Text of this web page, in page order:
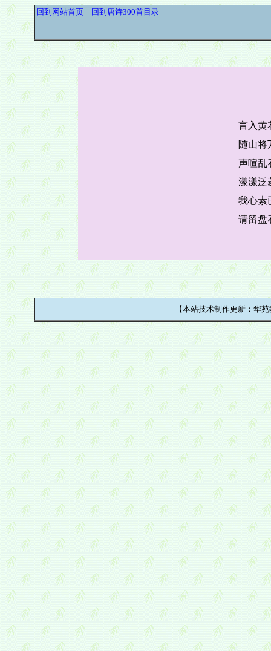
回到网站首页 回到唐诗300首目录
言入黄
随山将
声喧乱
漾漾泛
我心素
请留盘
【本站技术制作更新：华